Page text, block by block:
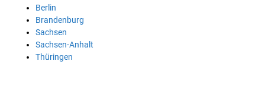
Berlin
Brandenburg
Sachsen
Sachsen-Anhalt
Thüringen